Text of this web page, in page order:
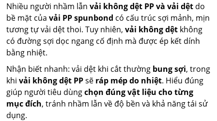
Nhiều người nhầm lẫnvải không dệt PP và vải dệt do
bề mặt củavải PP spunbond có cấu trúc sợi mảnh, mịn
tương tự vải dệt thoi. Tuy nhiên,vải không dệt không
có đường sợi dọc ngang cố định mà được ép kết dính
bằng nhiệt.
Nhận biết nhanh: vải dệt khi cắt thường bung sợi, trong
khivải không dệt PPsẽ ráp mép do nhiệt. Hiểu đúng
giúp người tiêu dùngchọn đúng vật liệu cho từng
mục đích, tránh nhầm lẫn về độ bền và khả năng tái sử
dụng.